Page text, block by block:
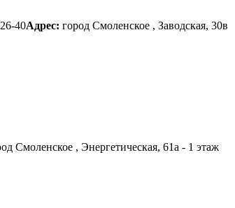
40Адрес: город Смоленское , Заводская, 30в
Смоленское , Энергетическая, 61а - 1 этаж